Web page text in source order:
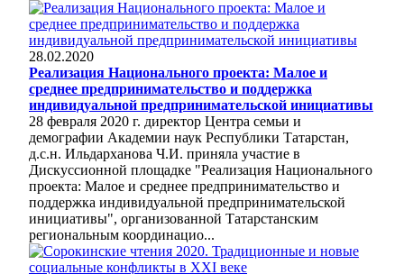
28.02.2020
Реализация Национального проекта: Малое и
среднее предпринимательство и поддержка
индивидуальной предпринимательской инициативы
28 февраля 2020 г. директор Центра семьи и
демографии Академии наук Республики Татарстан,
д.с.н. Ильдарханова Ч.И. приняла участие в
Дискуссионной площадке "Реализация Национального
проекта: Малое и среднее предпринимательство и
поддержка индивидуальной предпринимательской
инициативы", организованной Татарстанским
региональным координацио...